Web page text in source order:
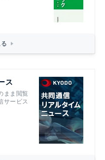
ス
まま閲覧
サービス